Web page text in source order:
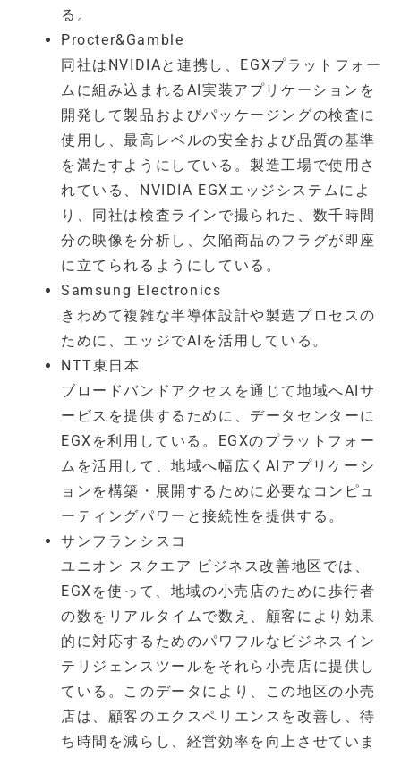
る。
Procter&Gamble
同社はNVIDIAと連携し、EGXプラットフォー
ムに組み込まれるAI実装アプリケーションを
開発して製品およびパッケージングの検査に
使用し、最高レベルの安全および品質の基準
を満たすようにしている。製造工場で使用さ
れている、NVIDIA EGXエッジシステムによ
り、同社は検査ラインで撮られた、数千時間
分の映像を分析し、欠陥商品のフラグが即座
に立てられるようにしている。
Samsung Electronics
きわめて複雑な半導体設計や製造プロセスの
ために、エッジでAIを活用している。
NTT東日本
ブロードバンドアクセスを通じて地域へAIサ
ービスを提供するために、データセンターに
EGXを利用している。EGXのプラットフォー
ムを活用して、地域へ幅広くAIアプリケーシ
ョンを構築・展開するために必要なコンピュ
ーティングパワーと接続性を提供する。
サンフランシスコ
ユニオン スクエア ビジネス改善地区では、
EGXを使って、地域の小売店のために歩行者
の数をリアルタイムで数え、顧客により効果
的に対応するためのパワフルなビジネスイン
テリジェンスツールをそれら小売店に提供し
ている。このデータにより、この地区の小売
店は、顧客のエクスペリエンスを改善し、待
ち時間を減らし、経営効率を向上させていま